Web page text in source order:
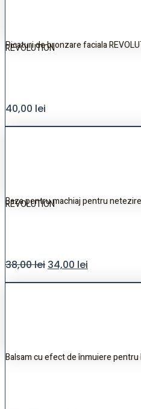
Picaturi de bronzare faciala
REVOLUTION
40,00 lei
Baza pentru machiaj pentru
REVOLUTION
38,00lei 34,00 lei
Balsam cu efect de înmuiere pentru